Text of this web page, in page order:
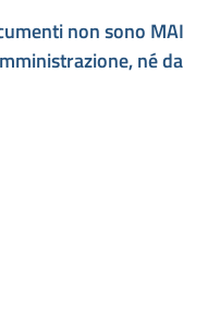
non sono MAI
né da